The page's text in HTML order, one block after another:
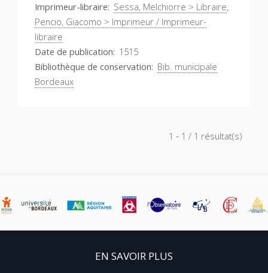
Imprimeur-libraire Sessa, Melchiorre > Libraire,
Pencio, Giacomo > Imprimeur / Imprimeur-
libraire
Date de publication 1515
Bibliothèque de conservation Bib. municipale
Bordeaux
1 - 1 / 1 résultat(s)
EN SAVOIR PLUS